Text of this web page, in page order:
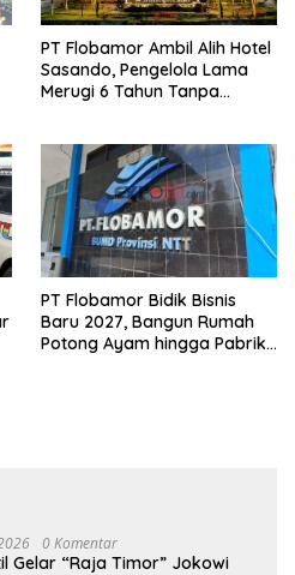
PT Flobamor Ambil Alih Hotel
Sasando, Pengelola Lama
Merugi 6 Tahun Tanpa
PT Flobamor Bidik Bisnis
Baru 2027, Bangun Rumah
Potong Ayam hingga Pabrik
0 Komentar
Gelar “Raja Timor” Jokowi